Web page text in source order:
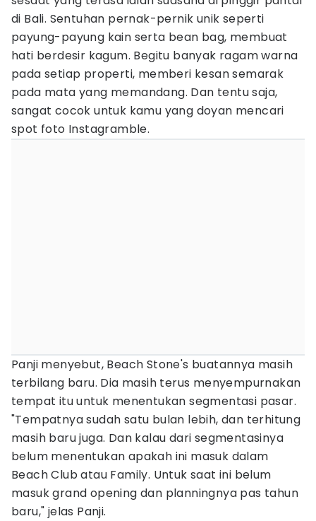
di Bali. Sentuhan pernak-pernik unik seperti
payung-payung kain serta bean bag, membuat
hati berdesir kagum. Begitu banyak ragam warna
pada setiap properti, memberi kesan semarak
pada mata yang memandang. Dan tentu saja,
sangat cocok untuk kamu yang doyan mencari
spot foto Instagramble.
Panji menyebut, Beach Stone's buatannya masih
terbilang baru. Dia masih terus menyempurnakan
tempat itu untuk menentukan segmentasi pasar.
"Tempatnya sudah satu bulan lebih, dan terhitung
masih baru juga. Dan kalau dari segmentasinya
belum menentukan apakah ini masuk dalam
Beach Club atau Family. Untuk saat ini belum
masuk grand opening dan planningnya pas tahun
baru," jelas Panji.